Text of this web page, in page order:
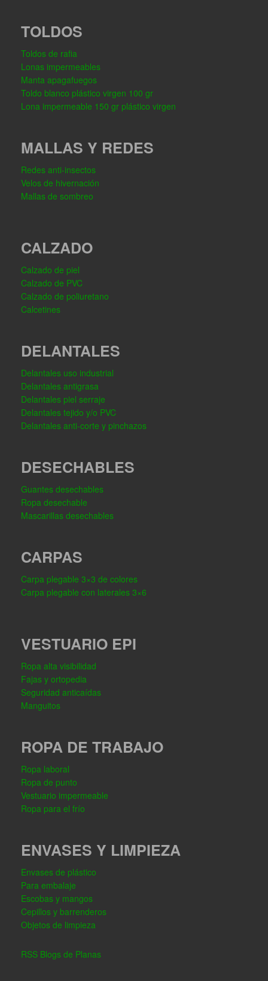
TOLDOS
Toldos de rafia
Lonas impermeables
Manta apagafuegos
Toldo blanco plástico virgen 100 gr
Lona impermeable 150 gr plástico virgen
MALLAS Y REDES
Redes anti-insectos
Velos de hivernación
Mallas de sombreo
CALZADO
Calzado de piel
Calzado de PVC
Calzado de poliuretano
Calcetines
DELANTALES
Delantales uso industrial
Delantales antigrasa
Delantales piel serraje
Delantales tejido y/o PVC
Delantales anti-corte y pinchazos
DESECHABLES
Guantes desechables
Ropa desechable
Mascarillas desechables
CARPAS
Carpa plegable 3×3 de colores
Carpa plegable con laterales 3×6
VESTUARIO EPI
Ropa alta visibilidad
Fajas y ortopedia
Seguridad anticaídas
Manguitos
ROPA DE TRABAJO
Ropa laboral
Ropa de punto
Vestuario impermeable
Ropa para el frío
ENVASES Y LIMPIEZA
Envases de plástico
Para embalaje
Escobas y mangos
Cepillos y barrenderos
Objetos de limpieza
RSS Blogs de Planas